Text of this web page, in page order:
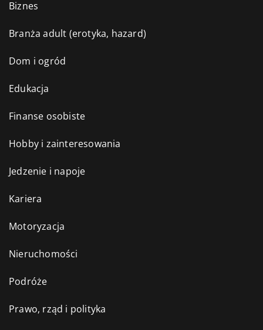
Biznes
Branża adult (erotyka, hazard)
Dom i ogród
Edukacja
Finanse osobiste
Hobby i zainteresowania
Jedzenie i napoje
Kariera
Motoryzacja
Nieruchomości
Podróże
Prawo, rząd i polityka